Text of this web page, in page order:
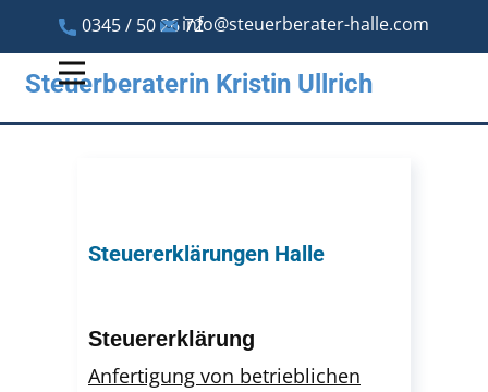
0345 / 50 26 72info@steuerberater-halle.com
Steuerberaterin Kristin Ullrich
Steuererklärungen Halle
Steuererklärung
Anfertigung von betrieblichen